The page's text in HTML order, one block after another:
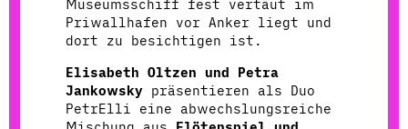
Museumsschiff fest vertäut im
Priwallhafen vor Anker liegt und
dort zu besichtigen ist.
Elisabeth Oltzen und Petra
Jankowsky präsentieren als Duo
PetrElli eine abwechslungsreiche